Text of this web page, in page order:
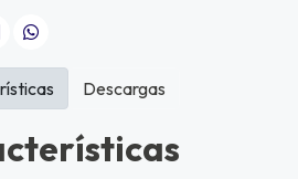
Descargas